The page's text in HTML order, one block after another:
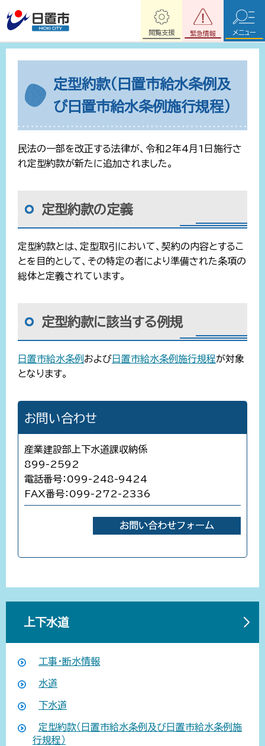
緊急情報
閲覧支援 メニュー
定型約款（日置市給水条例及
び日置市給水条例施行規程）
民法の一部を改正する法律が、令和2年4月1日施行さ
れ定型約款が新たに追加されました。
定型約款の定義
定型約款とは、定型取引において、契約の内容とするこ
とを目的として、その特定の者により準備された条項の
総体と定義されています。
定型約款に該当する例規
日置市給水条例 および日置市給水条例施行規程が対象
となります。
お問い合わせ
産業建設部上下水道課収納係
899-2592
電話番号：099-248-9424
FAX番号：099-272-2336
上下水道
工事・断水情報
水道
下水道
定型約款（日置市給水条例及び日置市給水条例施
行規程）